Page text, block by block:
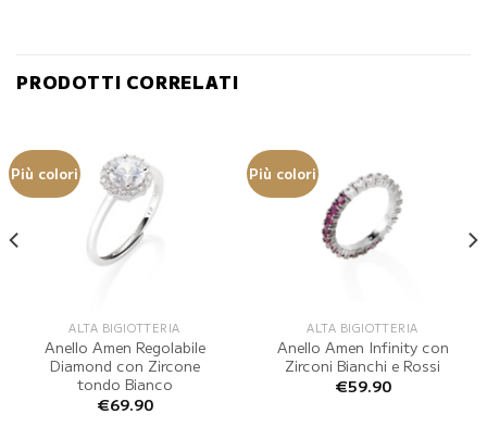
PRODOTTI CORRELATI
Più colori
ALTA BIGIOTTERIA
Anello Amen Regolabile
Diamond con Zircone
tondo Bianco
€69.90
Più colori
ALTA BIGIOTTERIA
Anello Amen Infinity con
Zirconi Bianchi e Rossi
€59.90